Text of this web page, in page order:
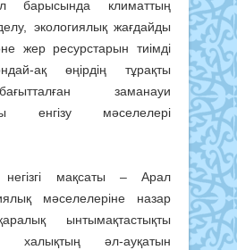
барысында климаттың
экологиялық жағдайды
жер ресурстарын тиімді
ақ өңірдің тұрақты
заманауи
енгізу мәселелері
негізгі мақсаты – Арал
мәселелеріне назар
ынтымақтастықты
әл-ауқатын